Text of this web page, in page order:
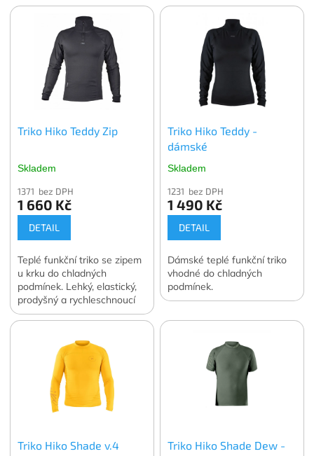
Triko Hiko Teddy Zip
Skladem
1371 bez DPH
1 660 Kč
DETAIL
Teplé funkční triko se zipem
u krku do chladných
podmínek. Lehký, elastický,
prodyšný a rychleschnoucí
materiál.
Triko Hiko Teddy -
dámské
Skladem
1231 bez DPH
1 490 Kč
DETAIL
Dámské teplé funkční triko
vhodné do chladných
podmínek.
Triko Hiko Shade v.4
Triko Hiko Shade Dew -